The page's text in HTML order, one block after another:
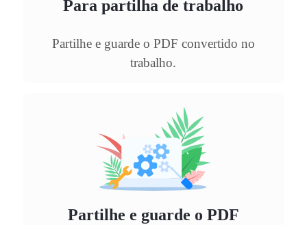
Para partilha de trabalho
Partilhe e guarde o PDF convertido no
trabalho.
Partilhe e guarde o PDF